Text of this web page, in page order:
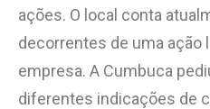
ações. O local conta
decorrentes de uma ação
empresa. A Cumbuca
diferentes indicações de